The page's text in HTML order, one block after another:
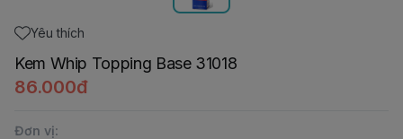
Yêu thích
Kem Whip Topping Base 31018
86.000đ
Đơn vị: